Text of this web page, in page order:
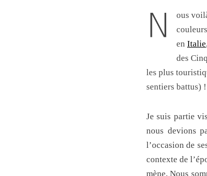
N
ous
en Italie
des
les plus
sentiers battus) !
Je suis partie
nous devions
l’occasion de
contexte de
mène. Nous